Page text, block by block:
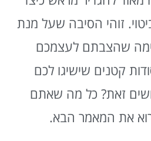
זוהי הסיבה שעל מנת
שהצבתם לעצמכם
קטנים שישיגו לכם
זאת? כל מה שאתם
את המאמר הבא.